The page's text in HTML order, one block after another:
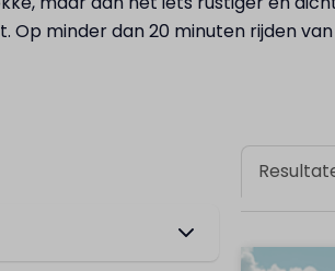
minder dan 20 minuten rijden